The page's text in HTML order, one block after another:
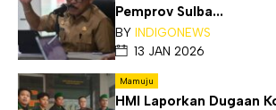
Pemprov Sulba...
BY INDIGONEWS
13 JAN 2026
Mamuju
HMI Laporkan Dugaan